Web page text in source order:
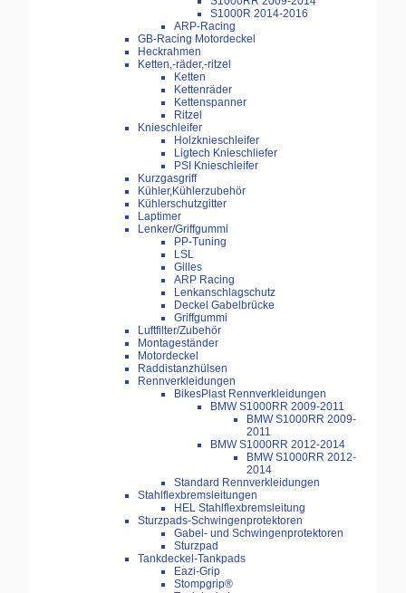
S1000R 2014-2016
ARP-Racing
GB-Racing Motordeckel
Heckrahmen
Ketten,-räder,-ritzel
Ketten
Kettenräder
Kettenspanner
Ritzel
Knieschleifer
Holzknieschleifer
Ligtech Knieschliefer
PSI Knieschleifer
Kurzgasgriff
Kühler,Kühlerzubehör
Kühlerschutzgitter
Laptimer
Lenker/Griffgummi
PP-Tuning
LSL
Gilles
ARP Racing
Lenkanschlagschutz
Deckel Gabelbrücke
Griffgummi
Luftfilter/Zubehör
Montageständer
Motordeckel
Raddistanzhülsen
Rennverkleidungen
BikesPlast Rennverkleidungen
BMW S1000RR 2009-2011
BMW S1000RR 2009-
2011
BMW S1000RR 2012-2014
BMW S1000RR 2012-
2014
Standard Rennverkleidungen
Stahlflexbremsleitungen
HEL Stahlflexbremsleitung
Sturzpads-Schwingenprotektoren
Gabel- und Schwingenprotektoren
Sturzpad
Tankdeckel-Tankpads
Eazi-Grip
Stompgrip®